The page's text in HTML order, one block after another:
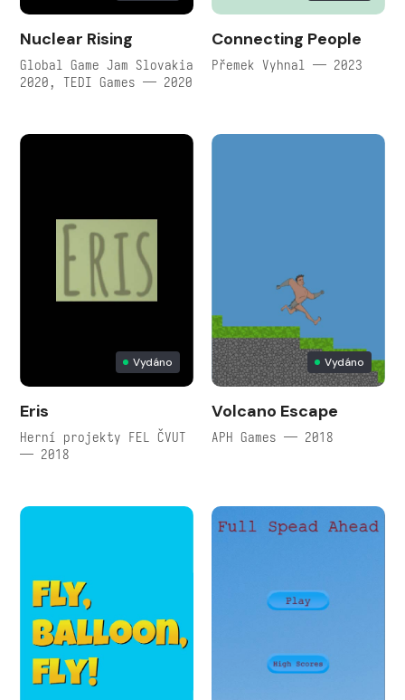
Nuclear Rising
Global Game Jam Slovakia
2020, TEDI Games — 2020
Connecting People
Přemek Vyhnal — 2023
Vydáno
Eris
Herní projekty FEL ČVUT
— 2018
Vydáno
Volcano Escape
APH Games — 2018